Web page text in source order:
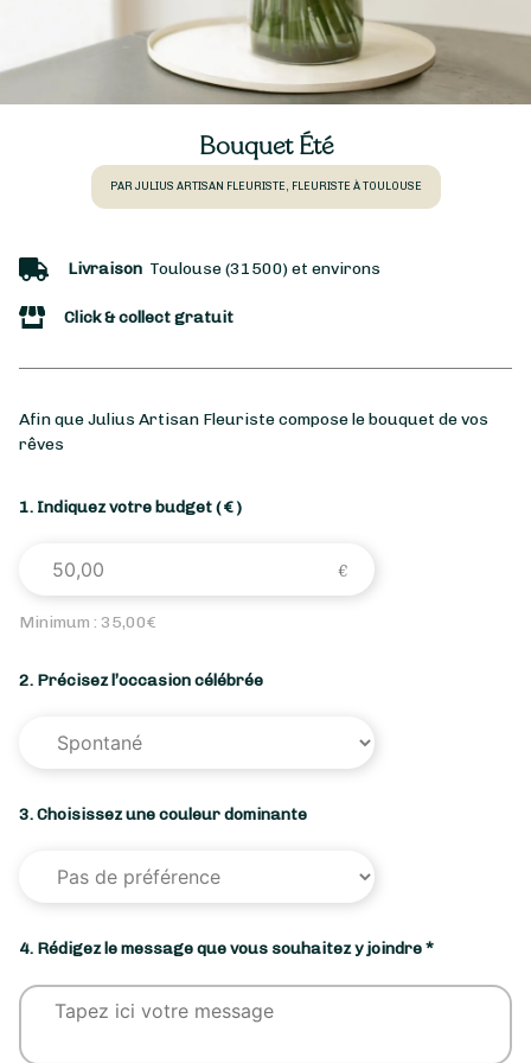
Bouquet Été
PAR JULIUS ARTISAN FLEURISTE, FLEURISTE À TOULOUSE
Livraison Toulouse (31500) et environs
Click & collect gratuit
Afin que Julius Artisan Fleuriste compose le bouquet de vos
rêves
1. Indiquez votre budget( € )
Minimum : 35,00€
2. Précisez l’occasion célébrée
3. Choisissez une couleur dominante
4. Rédigez le message que vous souhaitez y joindre *